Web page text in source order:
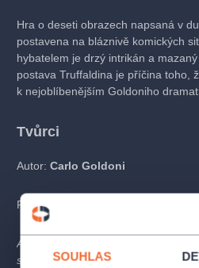
SOUHLAS
Hra o deseti obrazech napsaná v
postavena na bláznivě komických
hybatelem je drzý intrikán a
postava Truffaldina je příčina toho,
k nejoblíbenějším Goldoniho
Tvůrci
Autor: Carlo Goldoni
Režie:
Akce se koná na nádvoří. Sedadla
spolupráci s Městským divadlem v